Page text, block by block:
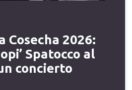
Cosecha 2026:
Spatocco al
concierto